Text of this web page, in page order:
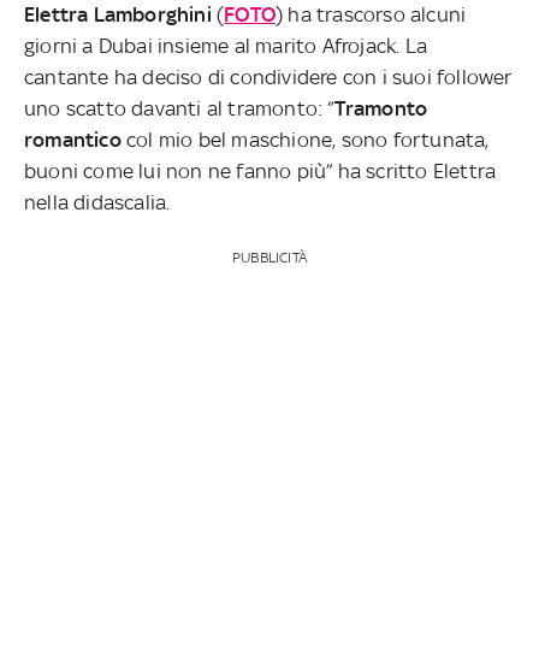
Elettra Lamborghini (FOTO) ha trascorso alcuni
giorni a Dubai insieme al marito Afrojack. La
cantante ha deciso di condividere con i suoi follower
uno scatto davanti al tramonto: “Tramonto
romanticocol mio bel maschione, sono fortunata,
buoni come lui non ne fanno più” ha scritto Elettra
nella didascalia.
PUBBLICITÀ